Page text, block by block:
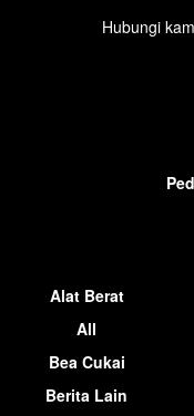
Hubungi
Alat Berat
All
Bea Cukai
Berita Lain